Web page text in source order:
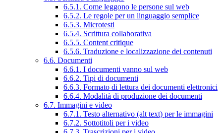
6.5.1. Come leggono le persone sul web
6.5.2. Le regole per un linguaggio semplice
6.5.3. Microtesti
6.5.4. Scrittura collaborativa
6.5.5. Content critique
6.5.6. Traduzione e localizzazione dei contenuti
6.6. Documenti
6.6.1. I documenti vanno sul web
6.6.2. Tipi di documenti
6.6.3. Formato di lettura dei documenti elettronici
6.6.4. Modalità di produzione dei documenti
6.7. Immagini e video
6.7.1. Testo alternativo (alt text) per le immagini
6.7.2. Sottotitoli per i video